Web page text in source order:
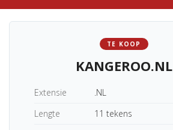
TE KOOP
KANGEROO.NL
Extensie
.NL
Lengte
11 tekens